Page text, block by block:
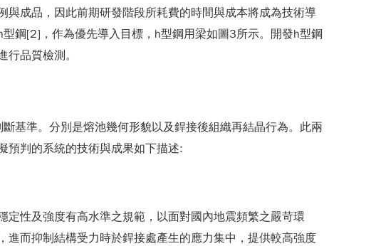
成品，因此前期研發階段所耗費的時間與成本將成為技術導
鋼[2]，作為優先導入目標，h型鋼用梁如圖3所示。開發h型鋼
品質檢測。
基準。分別是熔池幾何形貌以及銲接後組織再結晶行為。此兩
預判的系統的技術與成果如下描述:
性及強度有高水準之規範，以面對國內地震頻繁之嚴苛環
而抑制結構受力時於銲接處產生的應力集中，提供較高強度